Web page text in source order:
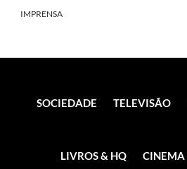
IMPRENSA
SOCIEDADE TELEVISÃO
LIVROS & HQ CINEMA